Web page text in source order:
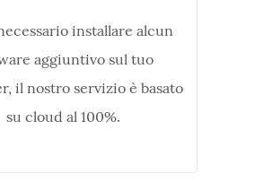
installare alcun
aggiuntivo sul tuo
il nostro servizio è basato
su cloud al 100%.